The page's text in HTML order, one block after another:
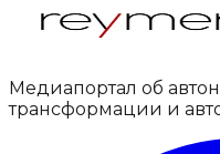
Медиапортал об
трансформации и